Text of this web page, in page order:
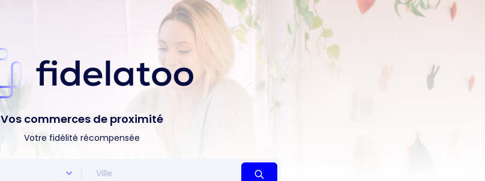
Vos commerces de proximité
Votre fidélité récompensée